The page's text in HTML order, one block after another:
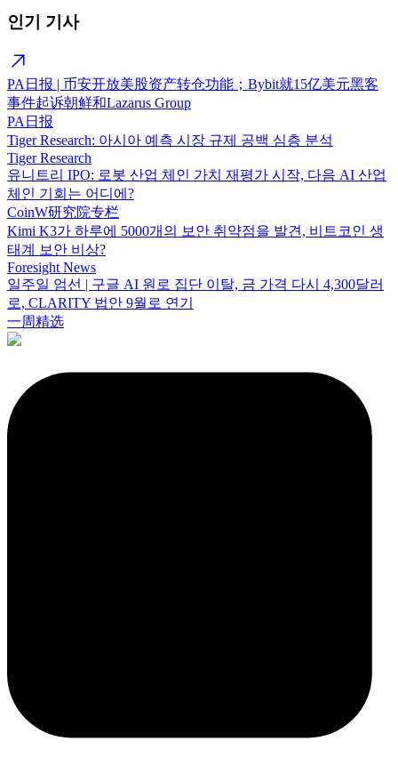
인기 기사
PA日报 | 币安开放美股资产转仓功能；Bybit就15亿美元黑客
事件起诉朝鲜和Lazarus Group
PA日报
Tiger Research: 아시아 예측 시장 규제 공백 심층 분석
Tiger Research
유니트리 IPO: 로봇 산업 체인 가치 재평가 시작, 다음 AI 산업
체인 기회는 어디에?
CoinW研究院专栏
Kimi K3가 하루에 5000개의 보안 취약점을 발견, 비트코인 생
태계 보안 비상?
Foresight News
일주일 엄선 | 구글 AI 원로 집단 이탈, 금 가격 다시 4,300달러
로, CLARITY 법안 9월로 연기
一周精选